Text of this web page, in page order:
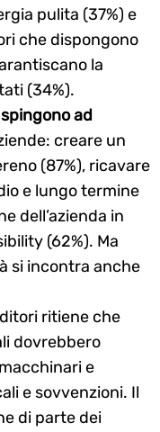
pulita (37%) e
che dispongono
la
(34%).
ad
creare un
(87%), ricavare
e lungo termine
dell’azienda in
(62%). Ma
si incontra anche
ritiene che
dovrebbero
e
e sovvenzioni. Il
di parte dei